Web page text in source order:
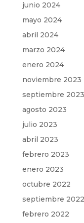
junio 2024
mayo 2024
abril 2024
marzo 2024
enero 2024
noviembre 2023
septiembre 2023
agosto 2023
julio 2023
abril 2023
febrero 2023
enero 2023
octubre 2022
septiembre 2022
febrero 2022